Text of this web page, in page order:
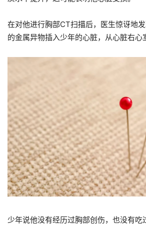
在对他进行胸部CT扫描后，医生惊讶地
的金属异物插入少年的心脏，从心脏右心
少年说他没有经历过胸部创伤，也没有吃